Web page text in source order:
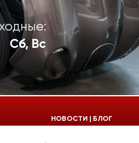
Сб, Вс
НОВОСТИ | БЛОГ